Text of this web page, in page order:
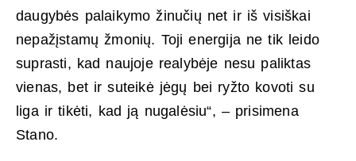
daugybės palaikymo žinučių net ir iš visiškai
nepažįstamų žmonių. Toji energija ne tik leido
suprasti, kad naujoje realybėje nesu paliktas
vienas, bet ir suteikė jėgų bei ryžto kovoti su
liga ir tikėti, kad ją nugalėsiu“, – prisimena
Stano.